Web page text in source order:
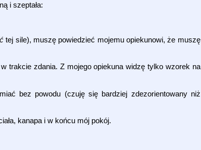
i szeptała:
tej sile), muszę powiedzieć mojemu opiekunowi, że muszę
trakcie zdania. Z mojego opiekuna widzę tylko wzorek na
bez powodu (czuję się bardziej zdezorientowany niż
kanapa i w końcu mój pokój.